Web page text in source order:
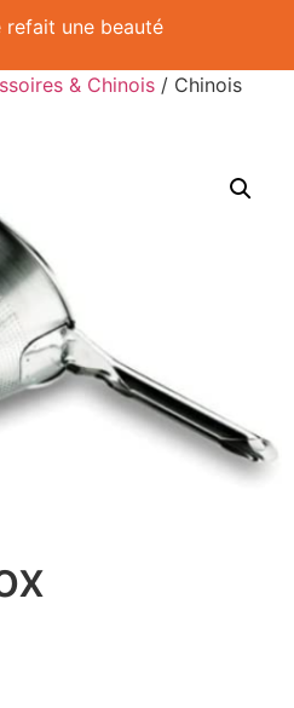
refait une beauté
& Chinois / Chinois